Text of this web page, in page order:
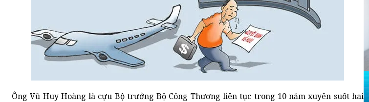
Ông Vũ Huy Hoàng là cựu Bộ trưởng Bộ Công Thương liên tục trong 10 năm xuyên suốt hai